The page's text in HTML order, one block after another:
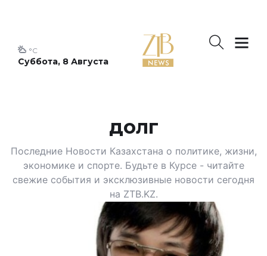
Суббота, 8 Августа
°C
долг
Последние Новости Казахстана о политике, жизни,
экономике и спорте. Будьте в Курсе - читайте
свежие события и эксклюзивные новости сегодня
на ZTB.KZ.